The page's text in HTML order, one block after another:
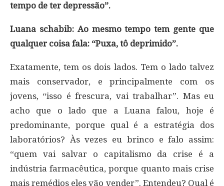
tempo de ter depressão”.
Luana schabib: Ao mesmo tempo tem gente que
qualquer coisa fala: “Puxa, tô deprimido”.
Exatamente, tem os dois lados. Tem o lado talvez
mais conservador, e principalmente com os
jovens, “isso é frescura, vai trabalhar”. Mas eu
acho que o lado que a Luana falou, hoje é
predominante, porque qual é a estratégia dos
laboratórios? Às vezes eu brinco e falo assim:
“quem vai salvar o capitalismo da crise é a
indústria farmacêutica, porque quanto mais crise
mais remédios eles vão vender”. Entendeu? Qual é